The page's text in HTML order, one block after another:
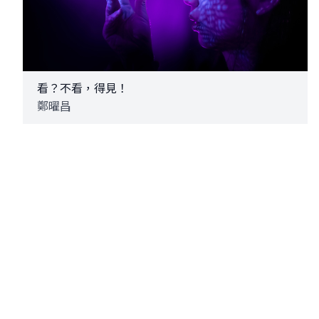
看？不看，得見！
鄭曜昌